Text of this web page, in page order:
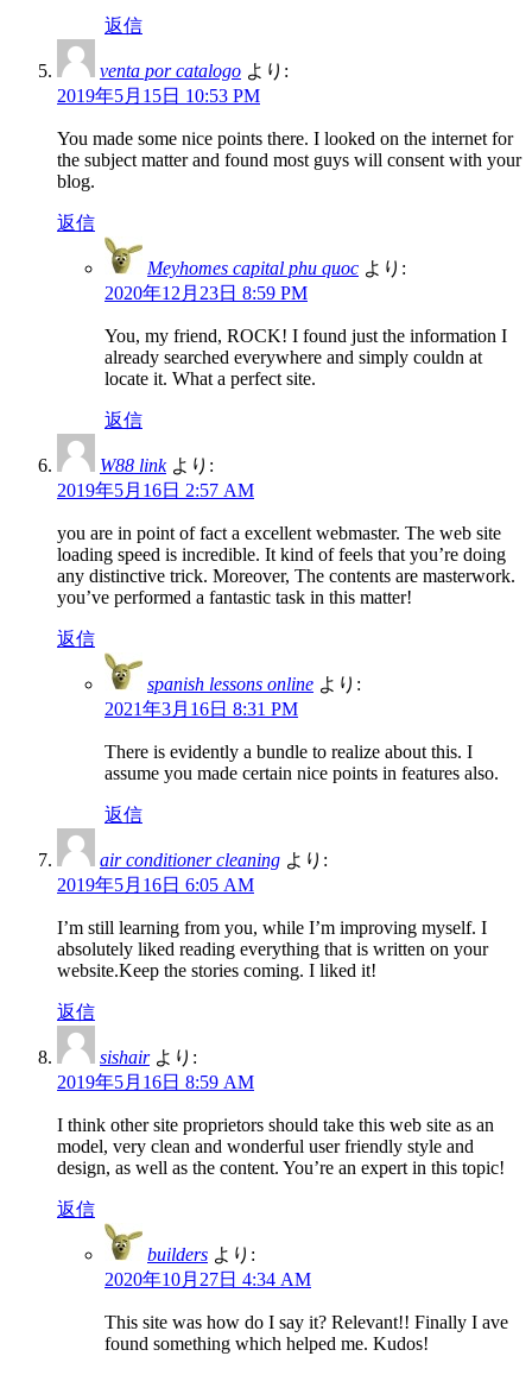
返信
venta por catalogo より:
2019年5月15日 10:53 PM
You made some nice points there. I looked on the internet for
the subject matter and found most guys will consent with your
blog.
返信
Meyhomes capital phu quoc より:
2020年12月23日 8:59 PM
You, my friend, ROCK! I found just the information I
already searched everywhere and simply couldn at
locate it. What a perfect site.
返信
W88 link より:
2019年5月16日 2:57 AM
you are in point of fact a excellent webmaster. The web site
loading speed is incredible. It kind of feels that you’re doing
any distinctive trick. Moreover, The contents are masterwork.
you’ve performed a fantastic task in this matter!
返信
spanish lessons online より:
2021年3月16日 8:31 PM
There is evidently a bundle to realize about this. I
assume you made certain nice points in features also.
返信
air conditioner cleaning より:
2019年5月16日 6:05 AM
I’m still learning from you, while I’m improving myself. I
absolutely liked reading everything that is written on your
website.Keep the stories coming. I liked it!
返信
sishair より:
2019年5月16日 8:59 AM
I think other site proprietors should take this web site as an
model, very clean and wonderful user friendly style and
design, as well as the content. You’re an expert in this topic!
返信
builders より:
2020年10月27日 4:34 AM
This site was how do I say it? Relevant!! Finally I ave
found something which helped me. Kudos!